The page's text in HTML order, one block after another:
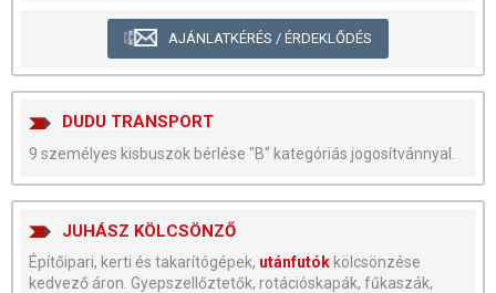
AJÁNLATKÉRÉS / ÉRDEKLŐDÉS
DUDU TRANSPORT
9 személyes kisbuszok bérlése "B" kategóriás jogosítvánnyal.
JUHÁSZ KÖLCSÖNZŐ
Építőipari, kerti és takarítógépek, utánfutók kölcsönzése
kedvező áron. Gyepszellőztetők, rotációskapák, fűkaszák,